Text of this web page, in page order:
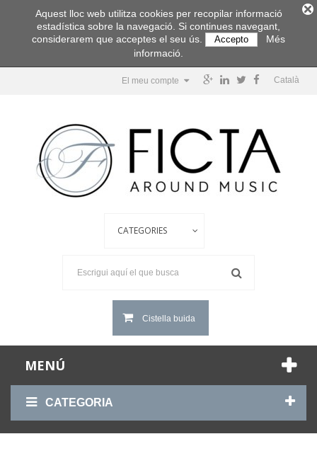
Català
El meu compte
Cistella buida
MENÚ
CATEGORIA
Aquest lloc web utilitza cookies per recopilar informació
estadística sobre la navegació. Si continues navegant,
considerarem que acceptes el seu ús.
Accepto
Més
informació.